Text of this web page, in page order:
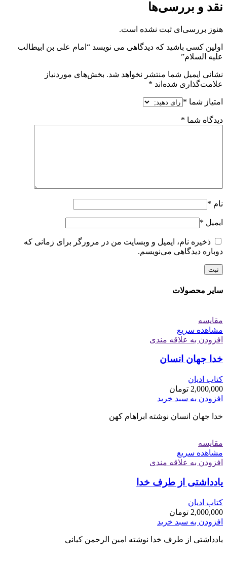
نقد و بررسی‌ها
هنوز بررسی‌ای ثبت نشده است.
اولین کسی باشید که دیدگاهی می نویسد “امام علی بن ابیطالب
علیه السلام”
نشانی ایمیل شما منتشر نخواهد شد. بخش‌های موردنیاز
علامت‌گذاری شده‌اند *
امتیاز شما *
دیدگاه شما *
نام *
ایمیل *
ذخیره نام، ایمیل و وبسایت من در مرورگر برای زمانی که
دوباره دیدگاهی می‌نویسم.
سایر محصولات
مقایسه
مشاهده سریع
افزودن به علاقه مندی
خدا جهان انسان
کتاب ادیان
2,000,000 تومان
افزودن به سبد خرید
خدا جهان انسان نوشته ابراهام کهن
مقایسه
مشاهده سریع
افزودن به علاقه مندی
یادداشتی از طرف خدا
کتاب ادیان
2,000,000 تومان
افزودن به سبد خرید
یادداشتی از طرف خدا نوشته امین الرحمن کیانی